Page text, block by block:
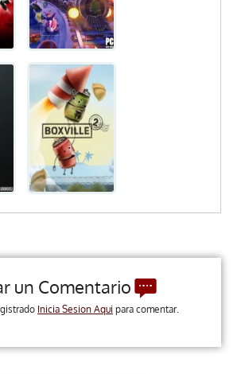
un Comentario
Inicia Sesion Aqui para comentar.